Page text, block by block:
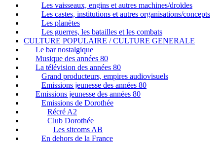
Les vaisseaux, engins et autres machines/droïdes
Les castes, institutions et autres organisations/concepts
Les planètes
Les guerres, les batailles et les combats
CULTURE POPULAIRE / CULTURE GENERALE
Le bar nostalgique
Musique des années 80
La télévision des années 80
Grand producteurs, empires audiovisuels
Emissions jeunesse des années 80
Emissions jeunesse des années 80
Emissions de Dorothée
Récré A2
Club Dorothée
Les sitcoms AB
En dehors de la France